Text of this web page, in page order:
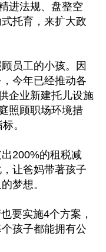
进法规、盘整空
托育，来扩大政
员工的小孩。因
今年已经推动各
企业新建托儿设施
照顾职场环境措
。
200%的租税减
让爸妈带著孩子
梦想。
要实施4个方案，
孩子都能拥有公